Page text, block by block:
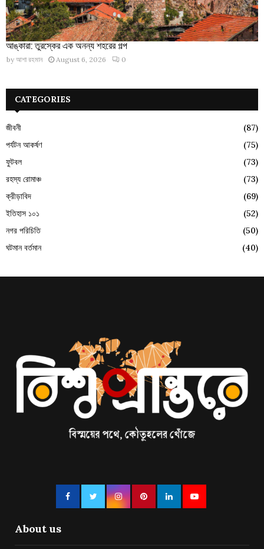
আঙ্কারা: তুরস্কের এক অনন্য শহরের গল্প
by আশা রহমান August 6, 2026 0
CATEGORIES
জীবনী
(87)
পর্যটন আকর্ষণ
(75)
ফুটবল
(73)
রহস্য রোমাঞ্চ
(73)
ক্রীড়াবিদ
(69)
ইতিহাস ১০১
(52)
নগর পরিচিতি
(50)
ঘটমান বর্তমান
(40)
About us